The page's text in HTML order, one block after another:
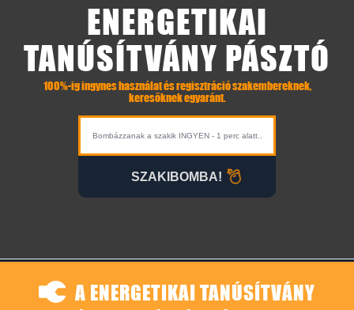
ENERGETIKAI
TANÚSÍTVÁNY PÁSZTÓ
100%-ig ingynes használat és regisztráció szakembereknek,
keresőknek egyaránt.
SZAKIBOMBA!
A ENERGETIKAI TANÚSÍTVÁNY